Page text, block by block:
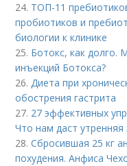
24. ТОП-11
пробиотиков и
биологии к клинике
25. Ботокс, как долго.
инъекций Ботокса?
26.Диета при
обострения гастрита
27. 27 эффективных
Что нам даст утренняя
28.Сбросившая 25 кг
похудения. Анфиса